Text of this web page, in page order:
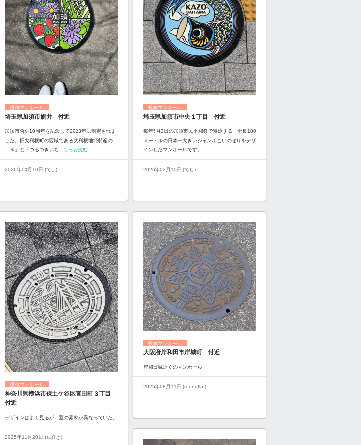
投稿マンホール
埼玉県加須市旗井 付近
加須市合併10周年を記念して2023年に制定されま
した。旧大利根町の区域である大利根地域特産の
「米」と「つるつきいち ...もっと読む
2026年03月10日 (てし)
投稿マンホール
埼玉県加須市中央１丁目 付近
毎年5月3日の加須市民平和祭で遊泳する、全長100
メートルの日本一大きいジャンボこいのぼりをデザ
インしたマンホールです。
2026年03月10日 (てし)
投稿マンホール
神奈川県横浜市保土ケ谷区宮田町３丁目
付近
デザインはよく見るが、蓋の素材が異なっていた。
2025年11月20日 (豆好き)
投稿マンホール
大阪府岸和田市岸城町 付近
岸和田城近くのマンホール
2025年08月11日 (roundflat)